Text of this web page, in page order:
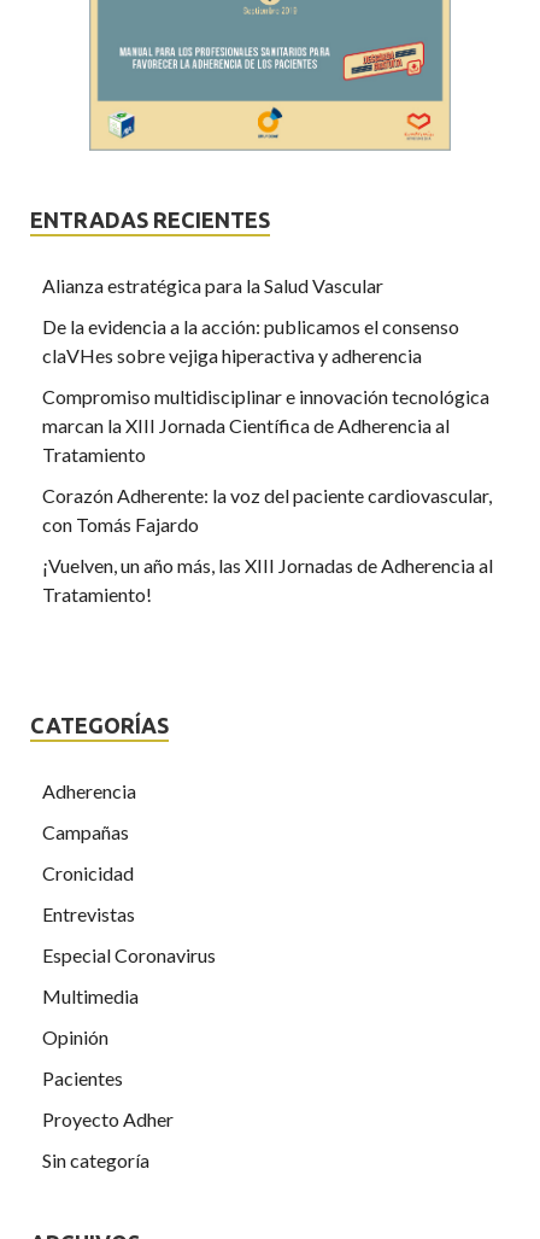
ENTRADAS RECIENTES
Alianza estratégica para la Salud Vascular
De la evidencia a la acción: publicamos el consenso
claVHes sobre vejiga hiperactiva y adherencia
Compromiso multidisciplinar e innovación tecnológica
marcan la XIII Jornada Científica de Adherencia al
Tratamiento
Corazón Adherente: la voz del paciente cardiovascular,
con Tomás Fajardo
¡Vuelven, un año más, las XIII Jornadas de Adherencia al
Tratamiento!
CATEGORÍAS
Adherencia
Campañas
Cronicidad
Entrevistas
Especial Coronavirus
Multimedia
Opinión
Pacientes
Proyecto Adher
Sin categoría